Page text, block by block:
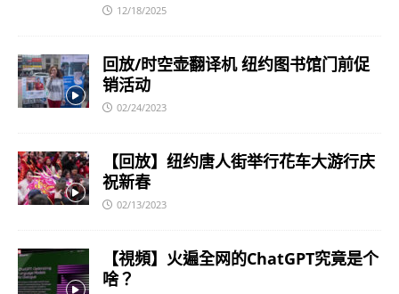
12/18/2025
回放/时空壶翻译机 纽约图书馆门前促
销活动
02/24/2023
【回放】纽约唐人街举行花车大游行庆
祝新春
02/13/2023
【視頻】火遍全网的ChatGPT究竟是个
啥？